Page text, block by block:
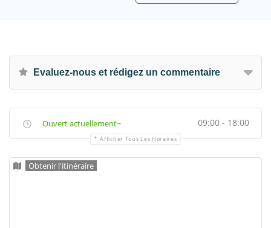
Evaluez-nous et rédigez un commentaire
Ouvert actuellement~ 09:00 - 18:00
Afficher Tous Les Horaires
Obtenir l'itinéraire